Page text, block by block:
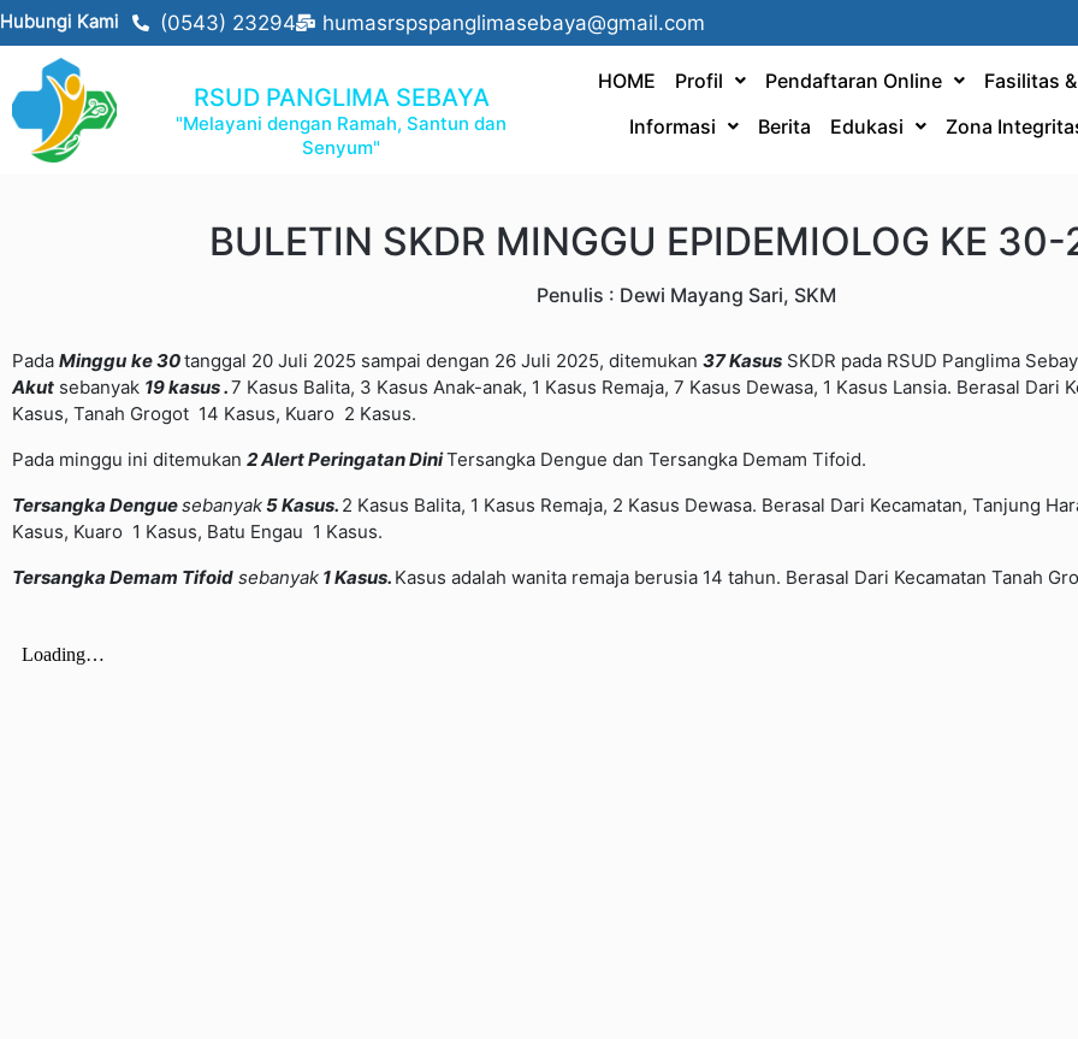
Hubungi Kami (0543) 23294 humasrspspanglimasebaya@gmail.com
RSUD PANGLIMA SEBAYA
"Melayani dengan Ramah, Santun dan
Senyum"
HOME Profil Pendaftaran Online
Fasilitas
Informasi
Berita Edukasi Zona
BULETIN SKDR MINGGU EPIDEMIOLOG KE
Penulis : Dewi Mayang Sari, SKM
Pada Minggu ke30tanggal 20 Juli 2025 sampai dengan 26 Juli 2025, ditemukan 37 Kasus SKDR pada RSUD Panglima
Akut sebanyak 19kasus.7 Kasus Balita, 3 Kasus Anak-anak, 1 Kasus Remaja, 7 Kasus Dewasa, 1 Kasus Lansia. Berasal
Kasus, Tanah Grogot 14 Kasus, Kuaro 2 Kasus.
Pada minggu ini ditemukan 2 AlertPeringatanDiniTersangka Dengue dan Tersangka Demam Tifoid.
Tersangka Denguesebanyak5 Kasus. 2 Kasus Balita, 1 Kasus Remaja, 2 Kasus Dewasa. Berasal Dari Kecamatan, Tanjung
Kasus, Kuaro 1 Kasus, Batu Engau 1 Kasus.
Tersangka Demam Tifoid sebanyak 1 Kasus. Kasus adalah wanita remaja berusia 14 tahun. Berasal Dari Kecamatan Tanah